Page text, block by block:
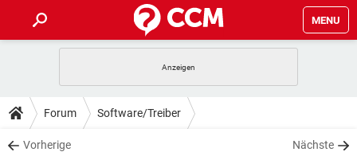
MENU
ANDROID IOS
WINDOWS 10
TIPPS & TRICKS
SPIELE
DOWNLOADS
Forum Software/Treiber
Vorherige Nächste